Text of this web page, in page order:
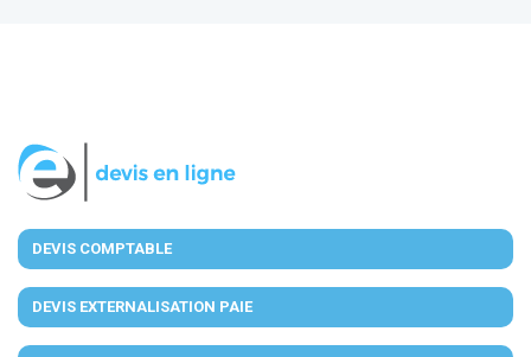
DEVIS COMPTABLE
DEVIS EXTERNALISATION PAIE